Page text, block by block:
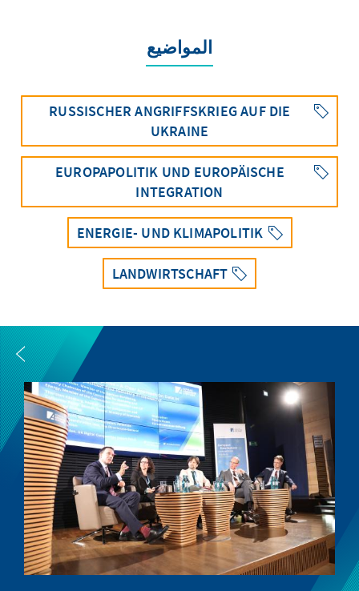
المواضيع
RUSSISCHER ANGRIFFSKRIEG AUF DIE
UKRAINE
EUROPAPOLITIK UND EUROPÄISCHE
INTEGRATION
ENERGIE- UND KLIMAPOLITIK
LANDWIRTSCHAFT